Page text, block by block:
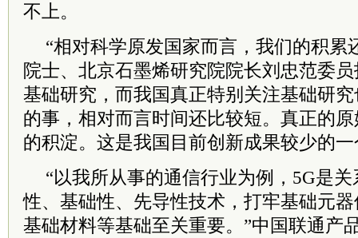
不上。
“相对科学原发国家而言，我们的积累
院士、北京石墨烯研究院院长刘忠范委员
基础研究，而我国真正特别关注基础研
的事，相对而言时间还比较短。真正的
的积淀。这是我国目前创新成果较少的
“以我所从事的通信行业为例，5G是
性、基础性、先导性技术，打牢基础元
基础材料等基础至关重要。”中国联通产